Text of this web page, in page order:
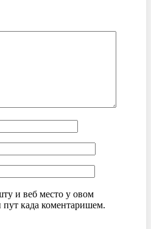
и веб место у овом
пут када коментаришем.